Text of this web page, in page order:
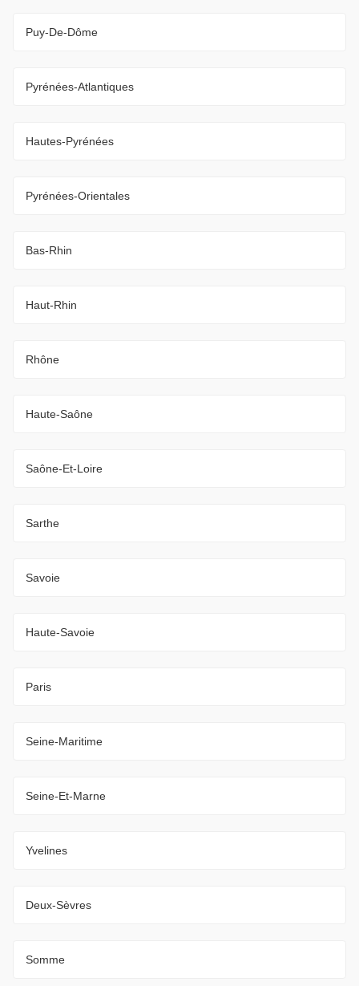
Puy-De-Dôme
Pyrénées-Atlantiques
Hautes-Pyrénées
Pyrénées-Orientales
Bas-Rhin
Haut-Rhin
Rhône
Haute-Saône
Saône-Et-Loire
Sarthe
Savoie
Haute-Savoie
Paris
Seine-Maritime
Seine-Et-Marne
Yvelines
Deux-Sèvres
Somme